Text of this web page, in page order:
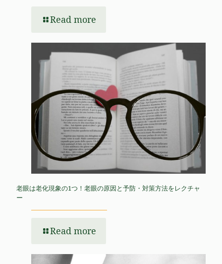
Read more
老眼は老化現象の1つ！老眼の原因と予防・対策方法をレクチャ
ー
Read more